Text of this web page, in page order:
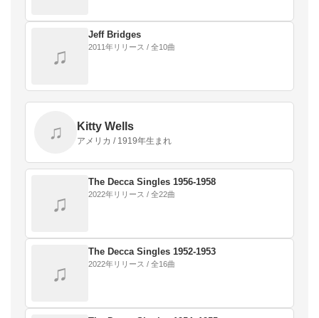
♫
Jeff Bridges
2011年リリース / 全10曲
♫ Kitty Wells
アメリカ / 1919年生まれ
♫
The Decca Singles 1956-1958
2022年リリース / 全22曲
♫
The Decca Singles 1952-1953
2022年リリース / 全16曲